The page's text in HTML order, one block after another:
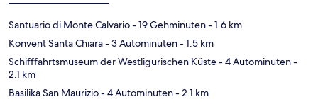
Santuario di Monte Calvario- 19 Gehminuten- 1.6 km
Konvent Santa Chiara- 3 Autominuten- 1.5 km
Schifffahrtsmuseum der Westligurischen Küste- 4 Autominuten-
2.1 km
Basilika San Maurizio- 4 Autominuten- 2.1 km